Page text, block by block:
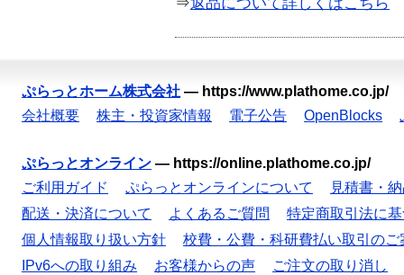
ぷらっとホーム株式会社 — https://www.plathome.co.jp/
会社概要
株主・投資家情報 電子公告 OpenBlocks
ぷらっとオンライン — https://online.plathome.co.jp/
ご利用ガイド
ぷらっとオンラインについて
見積書・
配送・決済について
よくあるご質問
特定商取引法に
個人情報取り扱い方針
校費・公費・科研費払い取引のご
IPv6への取り組み
お客様からの声 ご注文の取り消し